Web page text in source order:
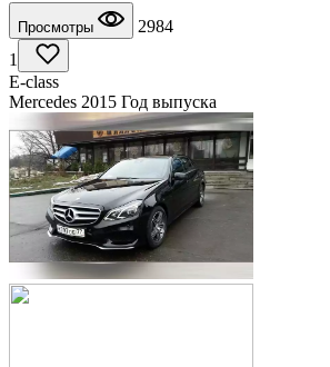
Просмотры
2984
1
Е-class
Mercedes 2015 Год выпуска